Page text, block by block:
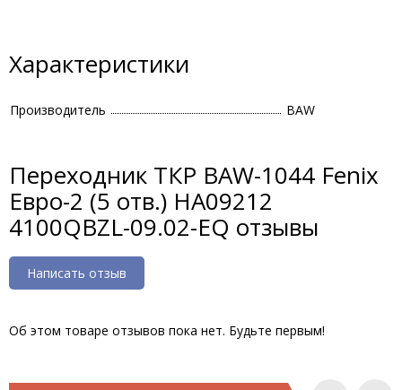
Характеристики
Производитель BAW
Переходник ТКР BAW-1044 Fenix
Евро-2 (5 отв.) HA09212
4100QBZL-09.02-EQ отзывы
Написать отзыв
Об этом товаре отзывов пока нет. Будьте первым!